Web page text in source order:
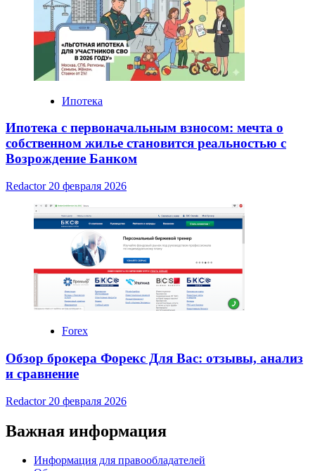
Ипотека
Ипотека с первоначальным взносом: мечта о
собственном жилье становится реальностью с
Возрождение Банком
Redactor 20 февраля 2026
Forex
Обзор брокера Форекс Для Вас: отзывы, анализ
и сравнение
Redactor 20 февраля 2026
Важная информация
Информация для правообладателей